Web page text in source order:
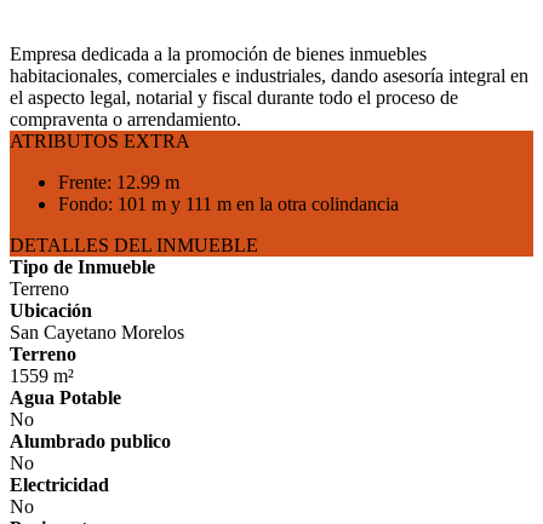
Empresa dedicada a la promoción de bienes inmuebles
habitacionales, comerciales e industriales, dando asesoría integral en
el aspecto legal, notarial y fiscal durante todo el proceso de
compraventa o arrendamiento.
ATRIBUTOS EXTRA
Frente: 12.99 m
Fondo: 101 m y 111 m en la otra colindancia
DETALLES DEL INMUEBLE
Tipo de Inmueble
Terreno
Ubicación
San Cayetano Morelos
Terreno
1559 m²
Agua Potable
No
Alumbrado publico
No
Electricidad
No